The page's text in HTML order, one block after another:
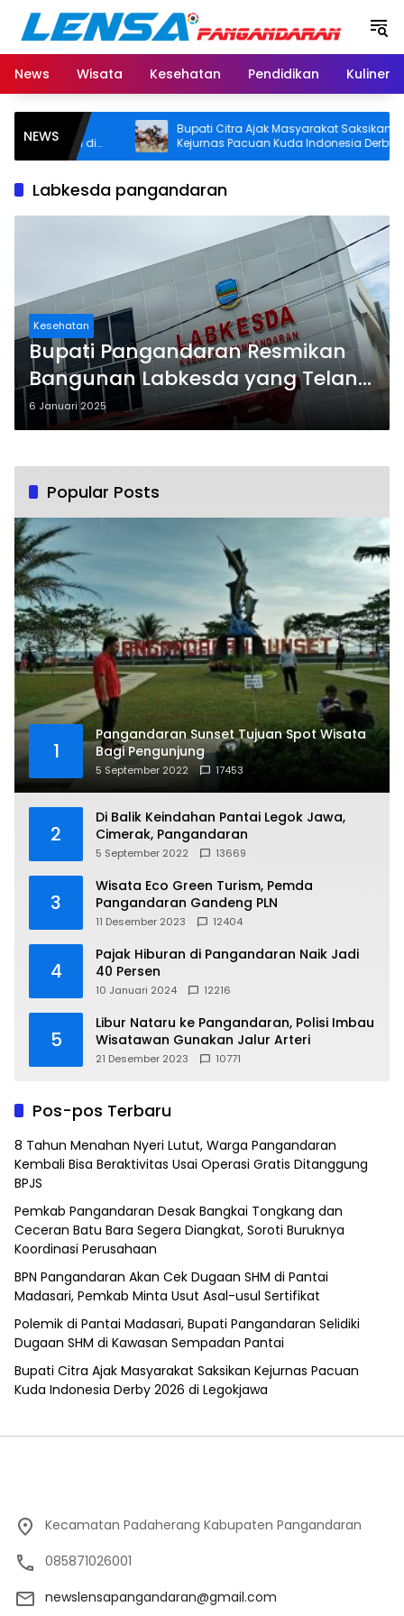
Langsung
konten
News
Wisata Kesehatan Pendidikan Kuliner
NEWS
Bupati
SHM di
Bupati Citra Ajak Masyarakat Saksikan
Kejurnas Pacuan Kuda Indonesia Derby
2026 di Legokjawa
Labkesda pangandaran
Kesehatan
Bupati Pangandaran Resmikan
Bangunan Labkesda yang Telan
Rp5 M Lebih
6 Januari 2025
Popular Posts
1
Pangandaran Sunset Tujuan Spot Wisata
Bagi Pengunjung
5 September 2022 17453
2
Di Balik Keindahan Pantai Legok Jawa,
Cimerak, Pangandaran
5 September 2022 13669
3
Wisata Eco Green Turism, Pemda
Pangandaran Gandeng PLN
11 Desember 2023 12404
4
Pajak Hiburan di Pangandaran Naik Jadi
40 Persen
10 Januari 2024 12216
5
Libur Nataru ke Pangandaran, Polisi Imbau
Wisatawan Gunakan Jalur Arteri
21 Desember 2023 10771
Pos-pos Terbaru
8 Tahun Menahan Nyeri Lutut, Warga Pangandaran
Kembali Bisa Beraktivitas Usai Operasi Gratis Ditanggung
BPJS
Pemkab Pangandaran Desak Bangkai Tongkang dan
Ceceran Batu Bara Segera Diangkat, Soroti Buruknya
Koordinasi Perusahaan
BPN Pangandaran Akan Cek Dugaan SHM di Pantai
Madasari, Pemkab Minta Usut Asal-usul Sertifikat
Polemik di Pantai Madasari, Bupati Pangandaran Selidiki
Dugaan SHM di Kawasan Sempadan Pantai
Bupati Citra Ajak Masyarakat Saksikan Kejurnas Pacuan
Kuda Indonesia Derby 2026 di Legokjawa
Kecamatan Padaherang Kabupaten Pangandaran
085871026001
newslensapangandaran@gmail.com